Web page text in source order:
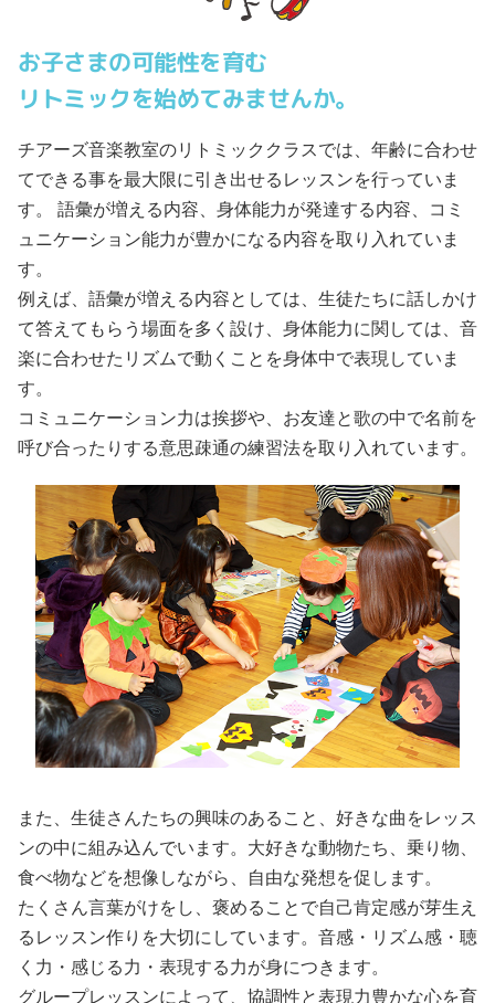
お子さまの可能性を育む
リトミックを始めてみませんか。
チアーズ音楽教室のリトミッククラスでは、年齢に合わせ
てできる事を最大限に引き出せるレッスンを行っていま
す。 語彙が増える内容、身体能力が発達する内容、コミ
ュニケーション能力が豊かになる内容を取り入れていま
す。
例えば、語彙が増える内容としては、生徒たちに話しかけ
て答えてもらう場面を多く設け、身体能力に関しては、音
楽に合わせたリズムで動くことを身体中で表現していま
す。
コミュニケーション力は挨拶や、お友達と歌の中で名前を
呼び合ったりする意思疎通の練習法を取り入れています。
また、生徒さんたちの興味のあること、好きな曲をレッス
ンの中に組み込んでいます。大好きな動物たち、乗り物、
食べ物などを想像しながら、自由な発想を促します。
たくさん言葉がけをし、褒めることで自己肯定感が芽生え
るレッスン作りを大切にしています。音感・リズム感・聴
く力・感じる力・表現する力が身につきます。
グループレッスンによって、協調性と表現力豊かな心を育